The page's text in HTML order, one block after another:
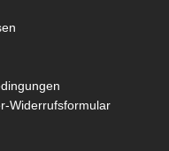
Widerrufsformular